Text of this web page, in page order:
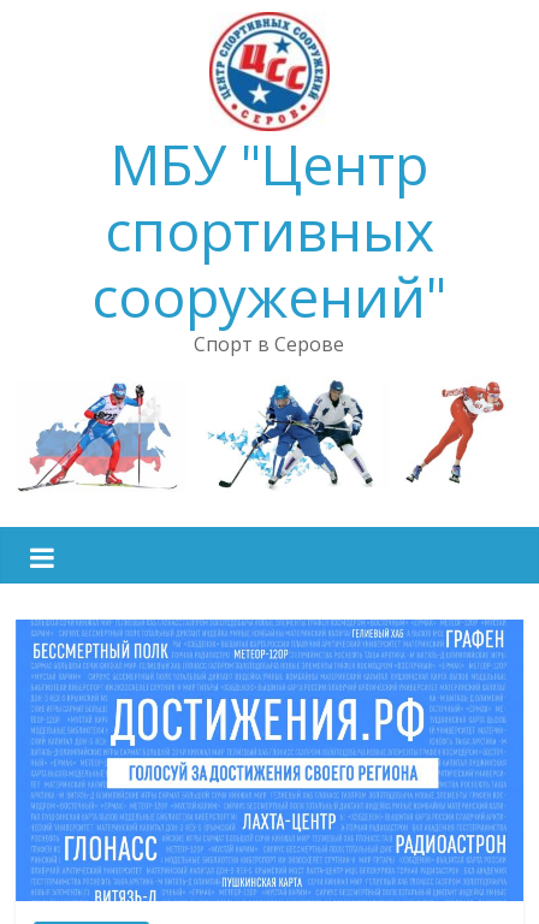
МБУ "Центр
спортивных
сооружений"
Спорт в Серове